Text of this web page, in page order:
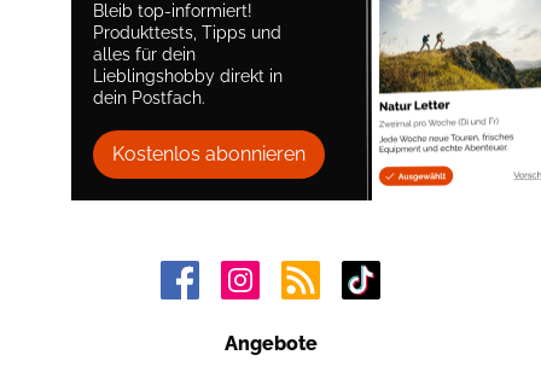
Bleib top-informiert!
Produkttests, Tipps und
alles für dein
Lieblingshobby direkt in
dein Postfach.
Kostenlos abonnieren
Angebote